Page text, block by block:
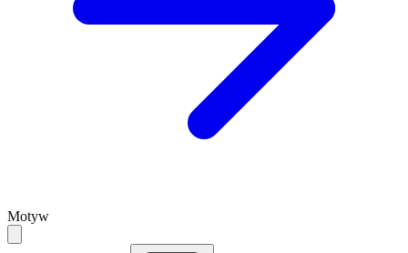
Motyw